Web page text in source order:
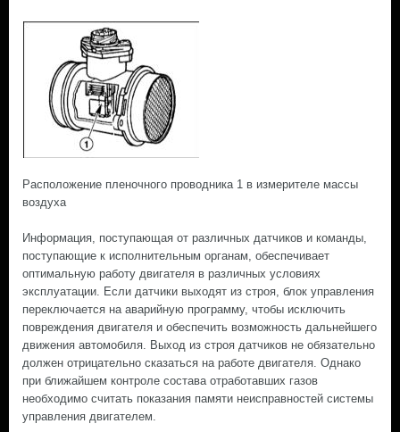
Расположение пленочного проводника 1 в измерителе массы
воздуха
Информация, поступающая от различных датчиков и команды,
поступающие к исполнительным органам, обеспечивает
оптимальную работу двигателя в различных условиях
эксплуатации. Если датчики выходят из строя, блок управления
переключается на аварийную программу, чтобы исключить
повреждения двигателя и обеспечить возможность дальнейшего
движения автомобиля. Выход из строя датчиков не обязательно
должен отрицательно сказаться на работе двигателя. Однако
при ближайшем контроле состава отработавших газов
необходимо считать показания памяти неисправностей системы
управления двигателем.